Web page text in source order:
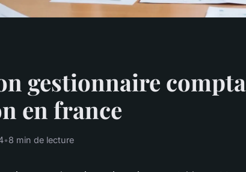
gestionnaire
en france
•8 min de lecture